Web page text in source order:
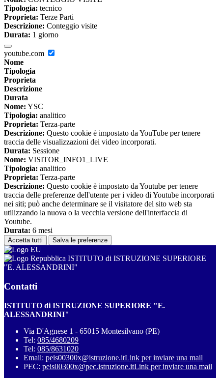
Tipologia: tecnico
Proprieta: Terze Parti
Descrizione: Conteggio visite
Durata: 1 giorno
youtube.com
Nome
Tipologia
Proprieta
Descrizione
Durata
Nome: YSC
Tipologia: analitico
Proprieta: Terza-parte
Descrizione: Questo cookie è impostato da YouTube per tenere
traccia delle visualizzazioni dei video incorporati.
Durata: Sessione
Nome: VISITOR_INFO1_LIVE
Tipologia: analitico
Proprieta: Terza-parte
Descrizione: Questo cookie è impostato da Youtube per tenere
traccia delle preferenze dell'utente per i video di Youtube incorporati
nei siti; può anche determinare se il visitatore del sito web sta
utilizzando la nuova o la vecchia versione dell'interfaccia di
Youtube.
Durata: 6 mesi
Accetta tutti Salva le preferenze
ISTITUTO di ISTRUZIONE SUPERIORE
"E. ALESSANDRINI"
Contatti
ISTITUTO di ISTRUZIONE SUPERIORE "E.
ALESSANDRINI"
Via D'Agnese 1 - 65015 Montesilvano (PE)
Tel: 085/4680209
Tel: 085/8631020
Email: peis00300x@istruzione.itLink per inviare una mail
PEC: peis00300x@pec.istruzione.itLink per inviare una mail